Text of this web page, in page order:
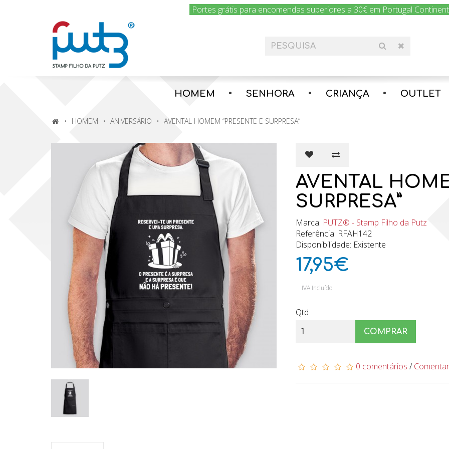
Portes grátis para encomendas superiores a 30€ em Portugal
HOMEM SENHORA CRIANÇA OUTLET
HOMEM ANIVERSÁRIO AVENTAL HOMEM “PRESENTE E SURPRESA”
AVENTAL
SURPRESA”
Marca: PUTZ® - Stamp Filho da Putz
Referência: RFAH142
Disponibilidade: Existente
17,95€
IVA Incluído
Qtd
COMPRAR
0 comentários /Comentar